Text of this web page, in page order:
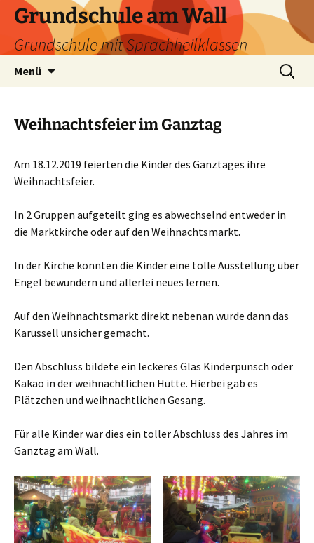
Zum
Inhalt
springen
Grundschule am Wall
Grundschule mit Sprachheilklassen
Menü
Suchen
nach:
Weihnachtsfeier im Ganztag
Am 18.12.2019 feierten die Kinder des Ganztages ihre
Weihnachtsfeier.
In 2 Gruppen aufgeteilt ging es abwechselnd entweder in
die Marktkirche oder auf den Weihnachtsmarkt.
In der Kirche konnten die Kinder eine tolle Ausstellung über
Engel bewundern und allerlei neues lernen.
Auf den Weihnachtsmarkt direkt nebenan wurde dann das
Karussell unsicher gemacht.
Den Abschluss bildete ein leckeres Glas Kinderpunsch oder
Kakao in der weihnachtlichen Hütte. Hierbei gab es
Plätzchen und weihnachtlichen Gesang.
Für alle Kinder war dies ein toller Abschluss des Jahres im
Ganztag am Wall.